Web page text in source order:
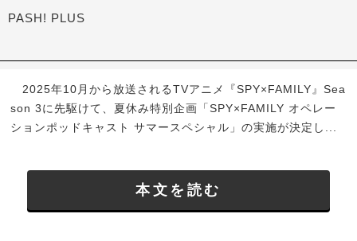
PASH! PLUS
2025年10月から放送されるTVアニメ『SPY×FAMILY』Sea
son 3に先駆けて、夏休み特別企画「SPY×FAMILY オペレー
ションポッドキャスト サマースペシャル」の実施が決定し...
本文を読む